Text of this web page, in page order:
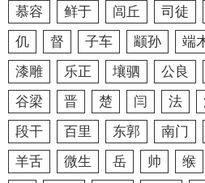
慕容
鲜于 闾丘 司徒
仉
督 子车 颛孙 端
漆雕
乐正 壤驷 公良
谷梁
晋 楚 闫 法
段干
百里 东郭 南门
羊舌
微生 岳 帅 缑